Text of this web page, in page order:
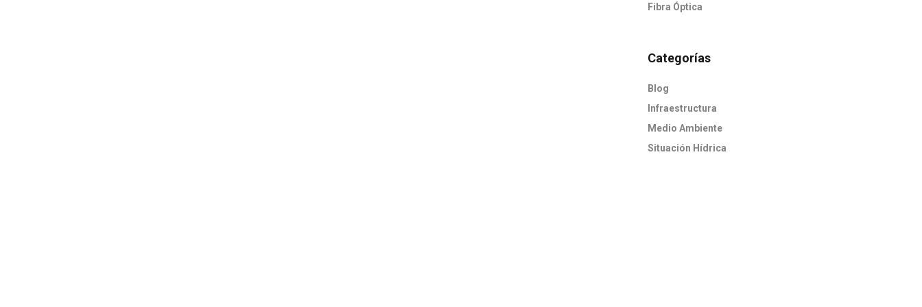
Fibra Óptica
Categorías
Blog
Infraestructura
Medio Ambiente
Situación Hídrica